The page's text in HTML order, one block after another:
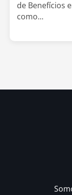
de Benefícios
como...